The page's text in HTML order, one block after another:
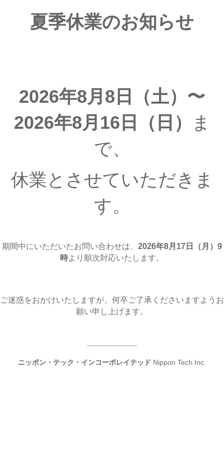
夏季休業のお知らせ
2026年8月8日（土）〜
2026年8月16日（日）
ま
で、
休業とさせていただきま
す。
期間中にいただいたお問い合わせは、 2026年8月17日（月 ）9
時より順次対応いたします。
ご迷惑をおかけいたしますが、何卒ご了承くださいますようお
願い申し上げます。
ニッポン・テック・インコーポレイテッド Nippon Tech Inc.